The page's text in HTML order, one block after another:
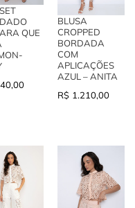
QUE
BLUSA
CROPPED
BORDADA
COM
APLICAÇÕES
AZUL – ANITA
R$ 1.210,00